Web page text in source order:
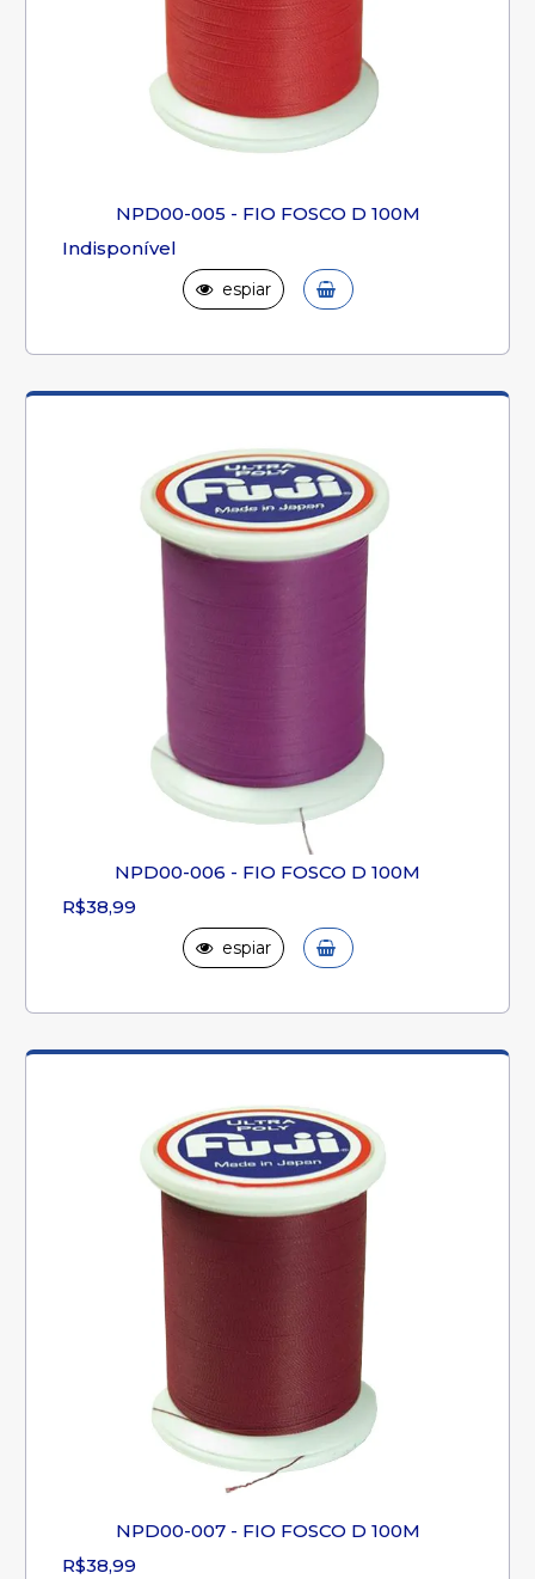
NPD00-005 - FIO FOSCO D 100M
Indisponível
espiar
NPD00-006 - FIO FOSCO D 100M
R$38,99
espiar
NPD00-007 - FIO FOSCO D 100M
R$38,99